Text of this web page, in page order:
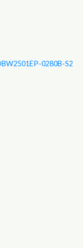
0280B-S2